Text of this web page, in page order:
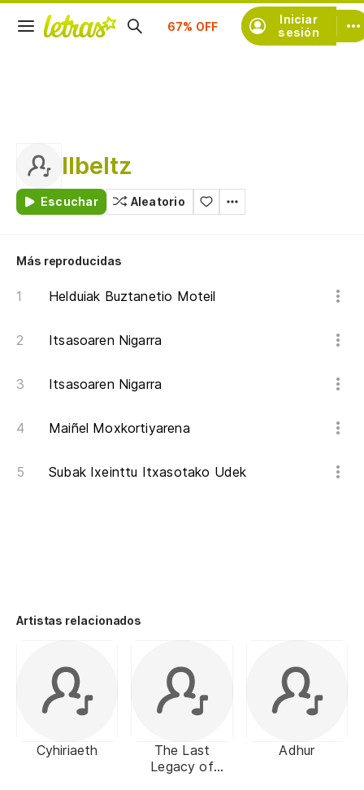
Iniciar
sesión
Suscríbete
Ilbeltz
Escuchar Aleatorio
Más reproducidas
Helduiak Buztanetio Moteil
Itsasoaren Nigarra
Itsasoaren Nigarra
Maiñel Moxkortiyarena
Subak Ixeinttu Itxasotako Udek
Artistas relacionados
Cyhiriaeth
The Last
Legacy of
Adhur